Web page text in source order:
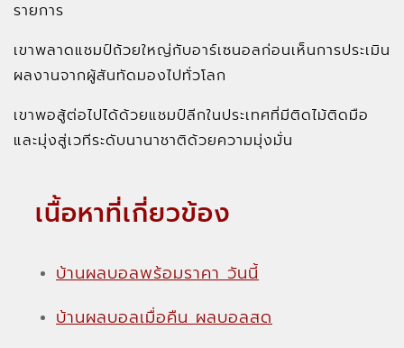
รายการ
เขาพลาดแชมป์ถ้วยใหญ่กับอาร์เซนอลก่อนเห็นการประเมิน
ผลงานจากผู้สันทัดมองไปทั่วโลก
เขาพอสู้ต่อไปได้ด้วยแชมป์ลีกในประเทศที่มีติดไม้ติดมือ
และมุ่งสู่เวทีระดับนานาชาติด้วยความมุ่งมั่น
เนื้อหาที่เกี่ยวข้อง
บ้านผลบอลพร้อมราคา วันนี้
บ้านผลบอลเมื่อคืน ผลบอลสด